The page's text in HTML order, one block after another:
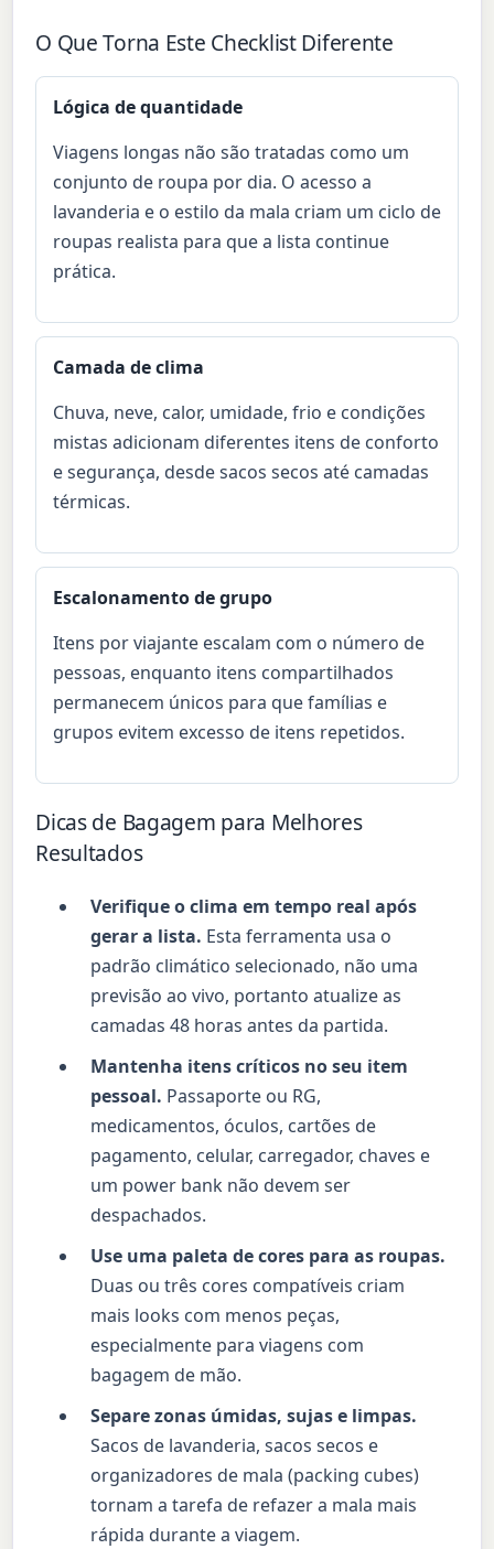
O Que Torna Este Checklist Diferente
Lógica de quantidade
Viagens longas não são tratadas como um
conjunto de roupa por dia. O acesso a
lavanderia e o estilo da mala criam um ciclo de
roupas realista para que a lista continue
prática.
Camada de clima
Chuva, neve, calor, umidade, frio e condições
mistas adicionam diferentes itens de conforto
e segurança, desde sacos secos até camadas
térmicas.
Escalonamento de grupo
Itens por viajante escalam com o número de
pessoas, enquanto itens compartilhados
permanecem únicos para que famílias e
grupos evitem excesso de itens repetidos.
Dicas de Bagagem para Melhores
Resultados
Verifique o clima em tempo real após
gerar a lista. Esta ferramenta usa o
padrão climático selecionado, não uma
previsão ao vivo, portanto atualize as
camadas 48 horas antes da partida.
Mantenha itens críticos no seu item
pessoal. Passaporte ou RG,
medicamentos, óculos, cartões de
pagamento, celular, carregador, chaves e
um power bank não devem ser
despachados.
Use uma paleta de cores para as roupas.
Duas ou três cores compatíveis criam
mais looks com menos peças,
especialmente para viagens com
bagagem de mão.
Separe zonas úmidas, sujas e limpas.
Sacos de lavanderia, sacos secos e
organizadores de mala (packing cubes)
tornam a tarefa de refazer a mala mais
rápida durante a viagem.